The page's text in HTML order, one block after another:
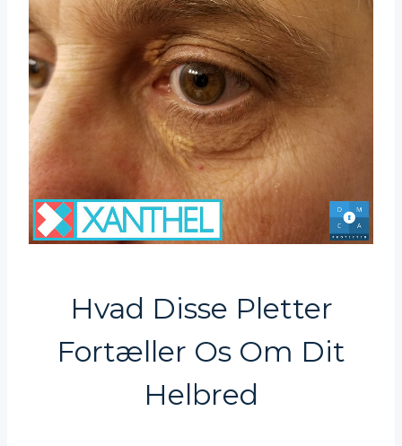
Hvad Disse Pletter
Fortæller Os Om Dit
Helbred